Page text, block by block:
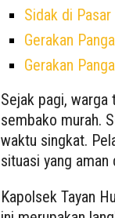
Sidak di
Gerakan
Gerakan
Sejak pagi, warga
sembako murah.
waktu singkat.
situasi yang aman
Kapolsek Tayan